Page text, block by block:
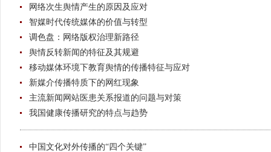
网络次生舆情产生的原因及应对
智媒时代传统媒体的价值与转型
调色盘：网络版权治理新路径
舆情反转新闻的特征及其规避
移动媒体环境下教育舆情的传播特征与应对
新媒介传播特质下的网红现象
主流新闻网站医患关系报道的问题与对策
我国健康传播研究的特点与趋势
中国文化对外传播的“四个关键”